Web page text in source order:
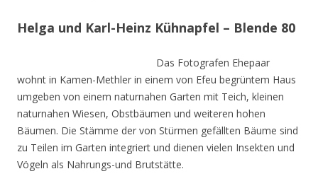
Helga und Karl-Heinz Kühnapfel – Blende 80
Das Fotografen Ehepaar
wohnt in Kamen-Methler in einem von Efeu begrüntem Haus
umgeben von einem naturnahen Garten mit Teich, kleinen
naturnahen Wiesen, Obstbäumen und weiteren hohen
Bäumen. Die Stämme der von Stürmen gefällten Bäume sind
zu Teilen im Garten integriert und dienen vielen Insekten und
Vögeln als Nahrungs-und Brutstätte.